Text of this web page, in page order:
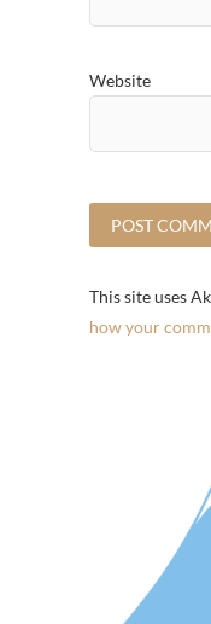
Website
This site uses
how your